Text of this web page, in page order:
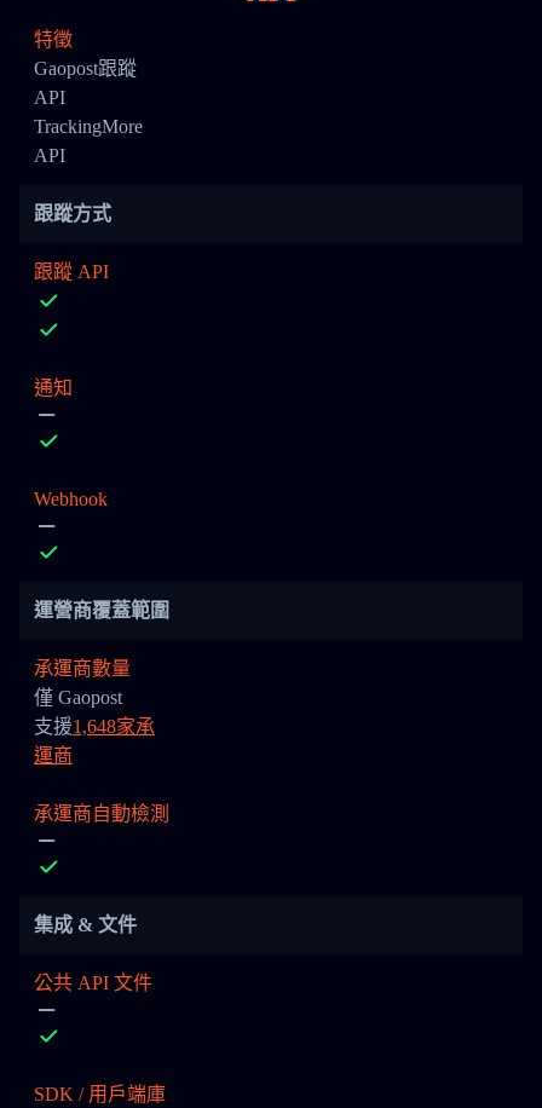
特徵
Gaopost跟蹤
API
TrackingMore
API
跟蹤方式
跟蹤 API
通知
Webhook
運營商覆蓋範圍
承運商數量
僅 Gaopost
支援1,648家承
運商
承運商自動檢測
集成 & 文件
公共 API 文件
SDK / 用戶端庫